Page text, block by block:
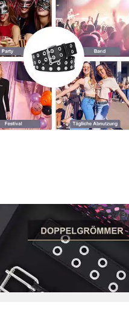
Ledergürtel PU Gürtel
Jeansgürtel
(3)
33,99 €
Werktagen bei dir